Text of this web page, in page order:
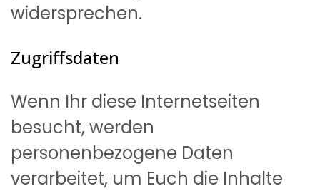
widersprechen.
Zugriffsdaten
Wenn Ihr diese Internetseiten
besucht, werden
personenbezogene Daten
verarbeitet, um Euch die Inhalte